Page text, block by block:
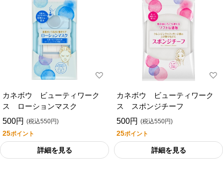
カネボウ ビューティワーク
ス ローションマスク
500円 (税込550円)
25ポイント
詳細を見る
カネボウ ビューティワーク
ス スポンジチーフ
500円 (税込550円)
25ポイント
詳細を見る